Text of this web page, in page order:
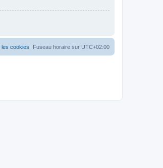
Fuseau horaire sur UTC+02:00
les cookies